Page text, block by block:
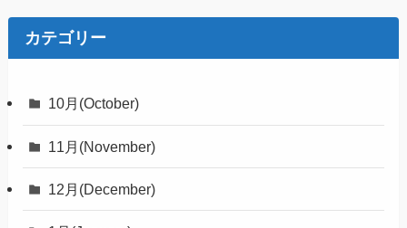
カテゴリー
10月(October)
11月(November)
12月(December)